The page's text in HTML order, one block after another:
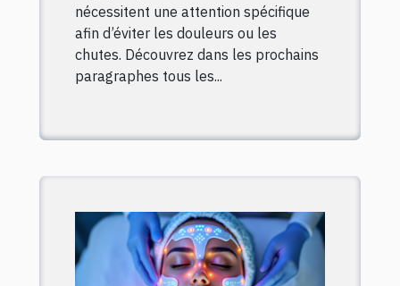
nécessitent une attention spécifique
afin d’éviter les douleurs ou les
chutes. Découvrez dans les prochains
paragraphes tous les...